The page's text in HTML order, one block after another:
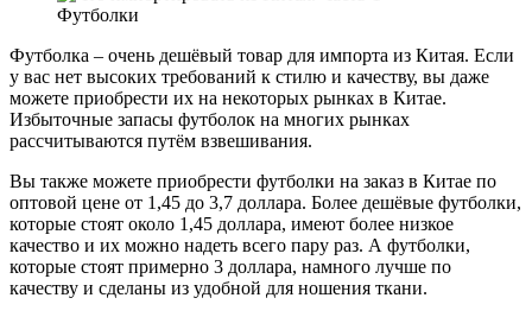
Футболки
Футболка – очень дешёвый товар для импорта из Китая. Если
у вас нет высоких требований к стилю и качеству, вы даже
можете приобрести их на некоторых рынках в Китае.
Избыточные запасы футболок на многих рынках
рассчитываются путём взвешивания.
Вы также можете приобрести футболки на заказ в Китае по
оптовой цене от 1,45 до 3,7 доллара. Более дешёвые футболки,
которые стоят около 1,45 доллара, имеют более низкое
качество и их можно надеть всего пару раз. А футболки,
которые стоят примерно 3 доллара, намного лучше по
качеству и сделаны из удобной для ношения ткани.